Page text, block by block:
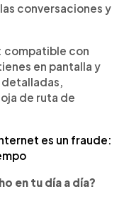
conversaciones y
: compatible con
en pantalla y
de ruta de
es un fraude:
en tu día a día?